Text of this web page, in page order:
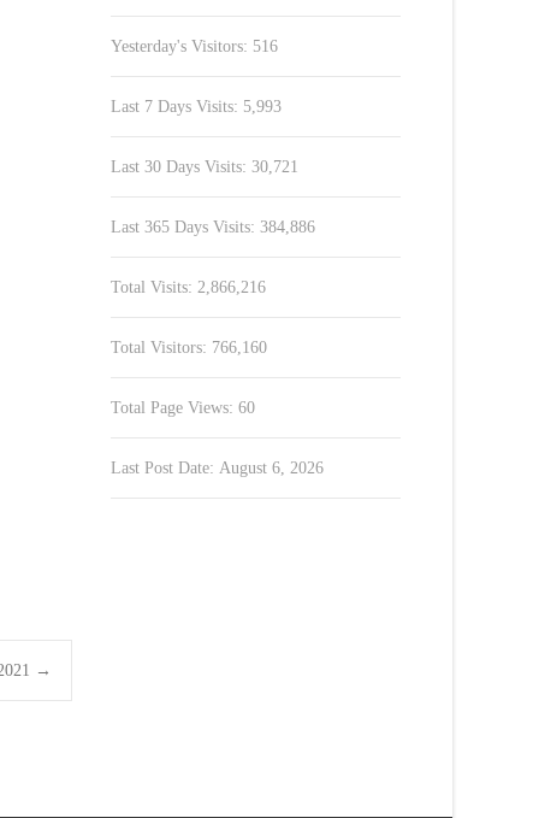
→
Yesterday's Visitors: 516
Last 7 Days Visits: 5,993
Last 30 Days Visits: 30,721
Last 365 Days Visits: 384,886
Total Visits: 2,866,216
Total Visitors: 766,160
Total Page Views: 60
Last Post Date: August 6, 2026